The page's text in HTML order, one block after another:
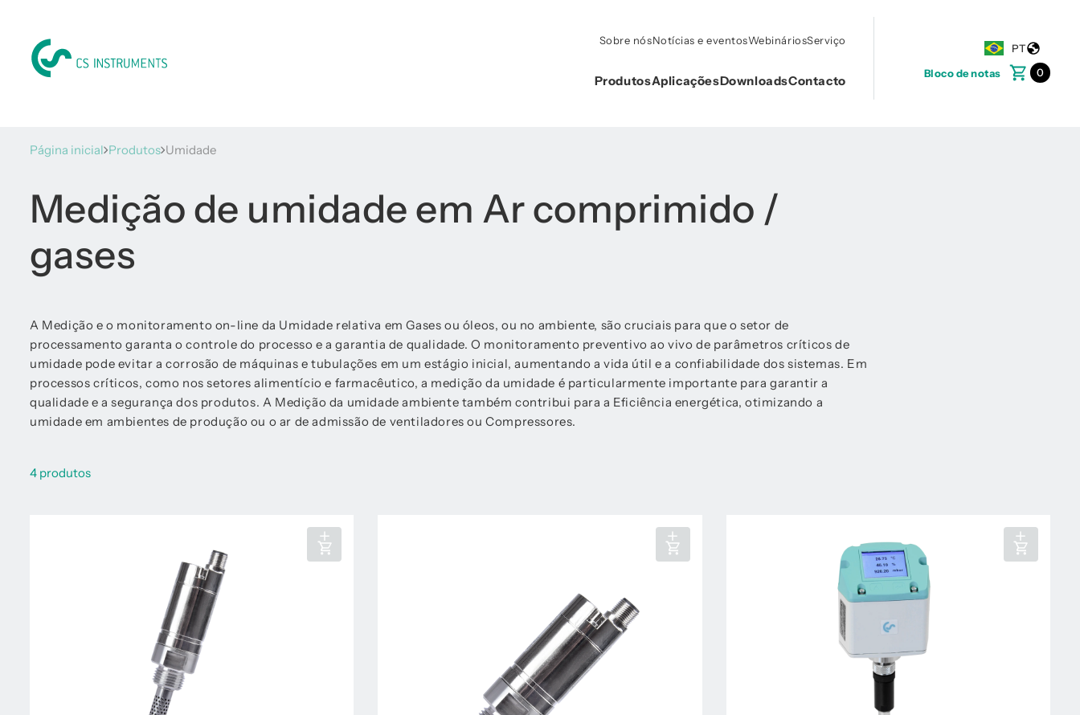
PT
Bloco de notas
0
Sobre nósNotícias e eventosWebináriosServiço
ProdutosAplicaçõesDownloadsContacto
Página inicial Produtos Umidade
Medição de umidade em Ar comprimido /
gases
A Medição e o monitoramento on-line da Umidade relativa em Gases ou óleos, ou no ambiente, são cruciais para que o setor de
processamento garanta o controle do processo e a garantia de qualidade. O monitoramento preventivo ao vivo de parâmetros críticos de
umidade pode evitar a corrosão de máquinas e tubulações em um estágio inicial, aumentando a vida útil e a confiabilidade dos sistemas. Em
processos críticos, como nos setores alimentício e farmacêutico, a medição da umidade é particularmente importante para garantir a
qualidade e a segurança dos produtos. A Medição da umidade ambiente também contribui para a Eficiência energética, otimizando a
umidade em ambientes de produção ou o ar de admissão de ventiladores ou Compressores.
4 produtos